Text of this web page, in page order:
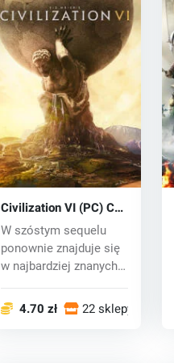
Civilization VI (PC) CD
key
W szóstym sequelu
ponownie znajduje się
w najbardziej znanych
4.70 zł 22 sklepy